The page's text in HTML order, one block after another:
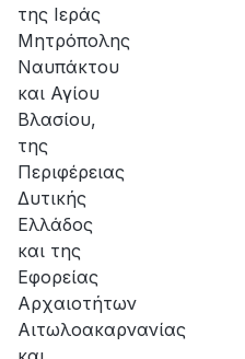
της Ιεράς
Μητρόπολης
Ναυπάκτου
και Αγίου
Βλασίου,
της
Περιφέρειας
Δυτικής
Ελλάδος
και της
Εφορείας
Αρχαιοτήτων
Αιτωλοακαρνανίας